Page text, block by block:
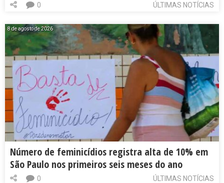
ÚLTIMAS NOTÍCIAS
0
8 de agosto de 2026
Número de feminicídios registra alta de 10% em
São Paulo nos primeiros seis meses do ano
ÚLTIMAS NOTÍCIAS
0